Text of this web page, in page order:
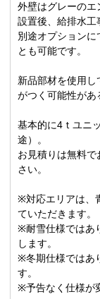
外壁はグレーのエ
設置後、給排水工
別途オプションに
とも可能です。
新品部材を使用
がつく可能性があ
基本的に4ｔユニ
途）。
お見積りは無料
さい。
※対応エリアは、
ていただきます。
※耐雪仕様ではあ
します。
※冬期仕様ではあ
す。
※予告なく仕様が